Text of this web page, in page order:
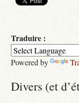
Traduire :
Powered by
Divers (et